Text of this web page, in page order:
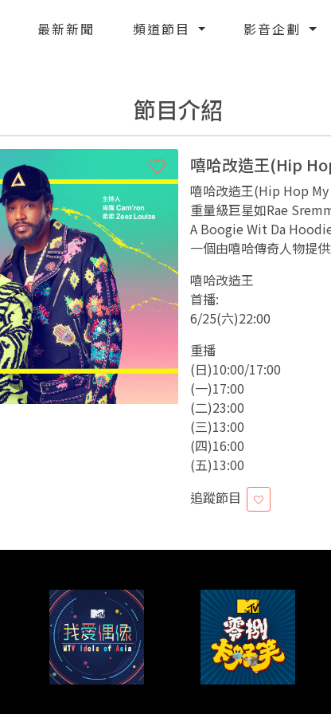
最新新聞 頻道節目 影音企劃
節目介紹
嘻哈改造王(Hip
嘻哈改造王(Hip Hop
重量級巨星如Rae
A Boogie Wit Da
一個由嘻哈傳奇人物提
嘻哈改造王
首播:
6/25(六)22:00
重播
(日)10:00/17:00
(一)17:00
(二)23:00
(三)13:00
(四)16:00
(五)13:00
追蹤節目